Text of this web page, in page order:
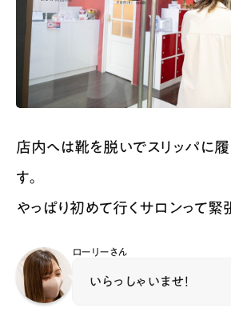
店内へは靴を脱いでスリッパに
す。
やっぱり初めて行くサロンって緊
ローリーさん
いらっしゃいませ！